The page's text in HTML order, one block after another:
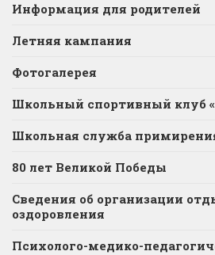
Информация для родителей
Летняя кампания
Фотогалерея
Школьный спортивный клуб
Школьная служба
80 лет Великой Победы
Сведения об организации
оздоровления
Психолого-медико-